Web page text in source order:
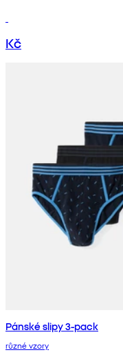
Kč
Pánské slipy 3-pack
různé vzory